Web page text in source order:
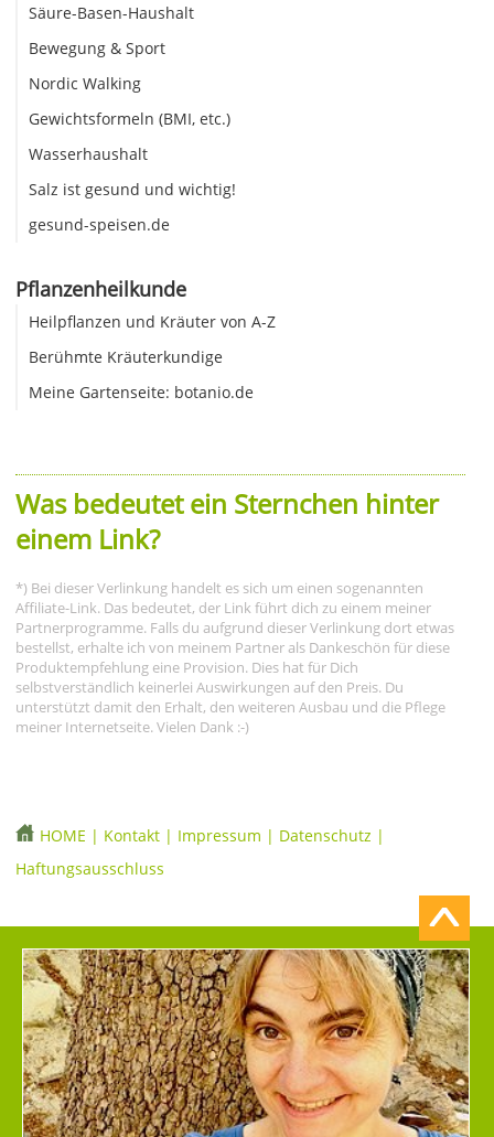
Säure-Basen-Haushalt
Bewegung & Sport
Nordic Walking
Gewichtsformeln (BMI, etc.)
Wasserhaushalt
Salz ist gesund und wichtig!
gesund-speisen.de
Pflanzenheilkunde
Heilpflanzen und Kräuter von A-Z
Berühmte Kräuterkundige
Meine Gartenseite: botanio.de
Was bedeutet ein Sternchen hinter
einem Link?
*) Bei dieser Verlinkung handelt es sich um einen sogenannten
Affiliate-Link. Das bedeutet, der Link führt dich zu einem meiner
Partnerprogramme. Falls du aufgrund dieser Verlinkung dort etwas
bestellst, erhalte ich von meinem Partner als Dankeschön für diese
Produktempfehlung eine Provision. Dies hat für Dich
selbstverständlich keinerlei Auswirkungen auf den Preis. Du
unterstützt damit den Erhalt, den weiteren Ausbau und die Pflege
meiner Internetseite. Vielen Dank :-)
HOME | Kontakt | Impressum | Datenschutz |
Haftungsausschluss